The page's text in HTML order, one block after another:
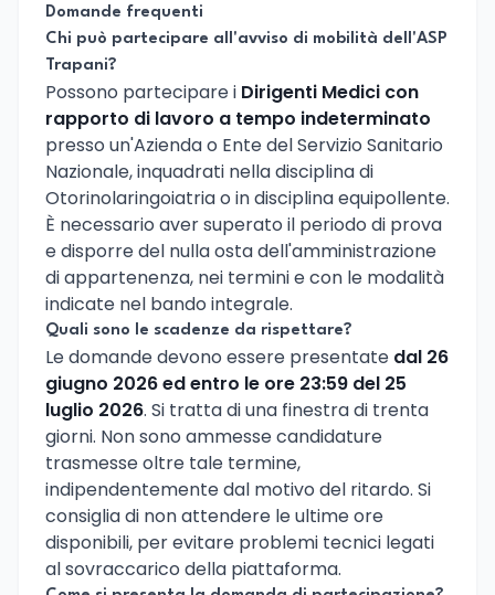
Domande frequenti
Chi può partecipare all'avviso di mobilità dell'ASP
Trapani?
Possono partecipare i Dirigenti Medici con
rapporto di lavoro a tempo indeterminato
presso un'Azienda o Ente del Servizio Sanitario
Nazionale, inquadrati nella disciplina di
Otorinolaringoiatria o in disciplina equipollente.
È necessario aver superato il periodo di prova
e disporre del nulla osta dell'amministrazione
di appartenenza, nei termini e con le modalità
indicate nel bando integrale.
Quali sono le scadenze da rispettare?
Le domande devono essere presentate dal 26
giugno 2026 ed entro le ore 23:59 del 25
luglio 2026. Si tratta di una finestra di trenta
giorni. Non sono ammesse candidature
trasmesse oltre tale termine,
indipendentemente dal motivo del ritardo. Si
consiglia di non attendere le ultime ore
disponibili, per evitare problemi tecnici legati
al sovraccarico della piattaforma.